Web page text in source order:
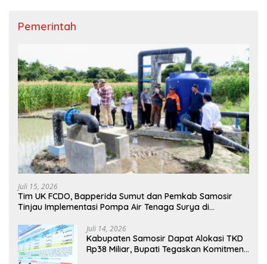
Pemerintah
Juli 15, 2026
Tim UK FCDO, Bapperida Sumut dan Pemkab Samosir
Tinjau Implementasi Pompa Air Tenaga Surya di
Juli 14, 2026
Kabupaten Samosir Dapat Alokasi TKD
Rp38 Miliar, Bupati Tegaskan Komitmen